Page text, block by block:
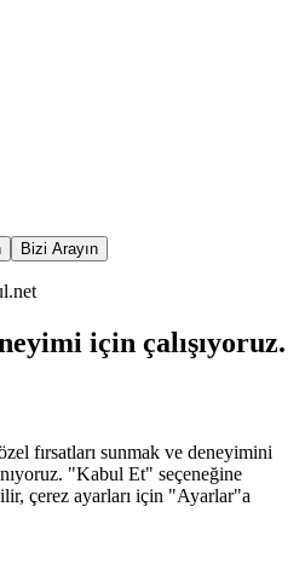
Bizi Arayın
için çalışıyoruz.
fırsatları sunmak ve deneyimini
"Kabul Et" seçeneğine
çerez ayarları için "Ayarlar"a